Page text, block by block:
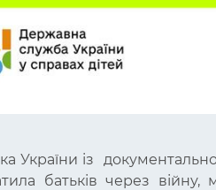
України із
батьків через війну,